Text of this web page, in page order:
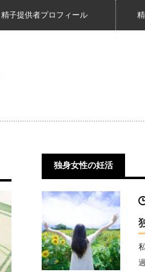
精子提供者プロフィール
独身女性の妊活